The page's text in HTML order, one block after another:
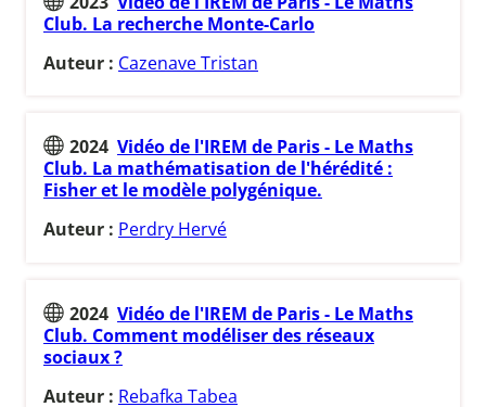
Club. La recherche Monte-Carlo
Auteur : Cazenave Tristan
2024 Vidéo de l'IREM de Paris - Le Maths
Club. La mathématisation de l'hérédité :
Fisher et le modèle polygénique.
Auteur : Perdry Hervé
2024 Vidéo de l'IREM de Paris - Le Maths
Club. Comment modéliser des réseaux
sociaux ?
Auteur : Rebafka Tabea